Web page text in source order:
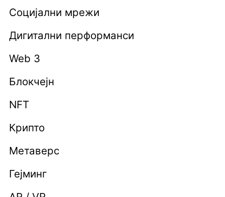
Социјални мрежи
Дигитални перформанси
Web 3
Блокчејн
NFT
Крипто
Метаверс
Гејминг